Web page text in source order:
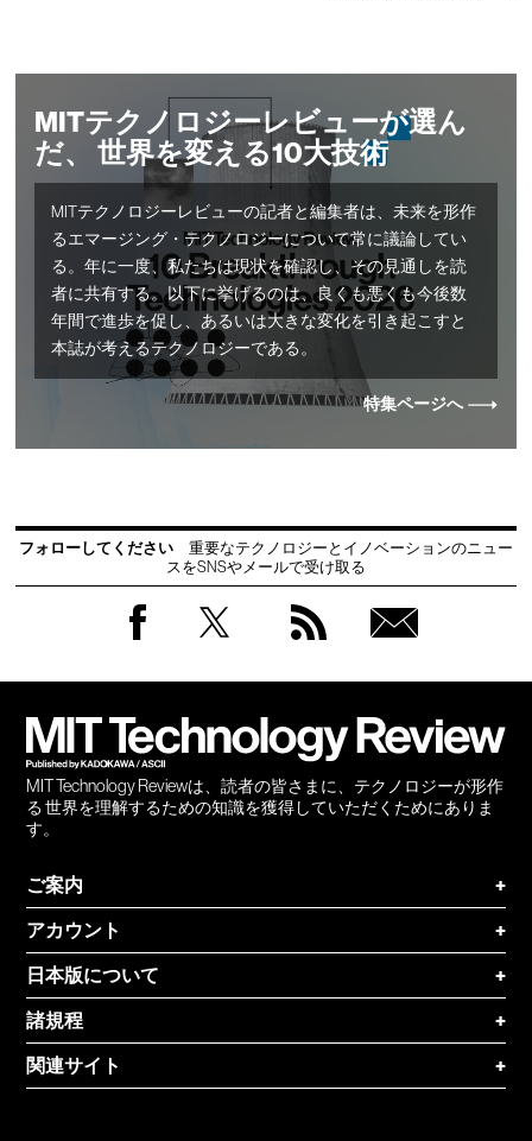
MITテクノロジーレビューが選ん
だ、 世界を変える10大技術
MITテクノロジーレビューの記者と編集者は、未来を形作
るエマージング・テクノロジーについて常に議論してい
る。年に一度、私たちは現状を確認し、その見通しを読
者に共有する。以下に挙げるのは、良くも悪くも今後数
年間で進歩を促し、あるいは大きな変化を引き起こすと
本誌が考えるテクノロジーである。
特集ページへ
フォローしてください
重要なテクノロジーとイノベーションのニュー
スをSNSやメールで受け取る
MIT Technology Reviewは、読者の皆さまに、テクノロジーが形作
る 世界を理解するための知識を獲得していただくためにありま
す。
ご案内
+
アカウント
+
日本版について
+
諸規程
+
関連サイト
+